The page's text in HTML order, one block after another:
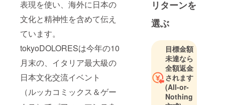
表現を使い、海外に日本の
文化と精神性を含めて伝え
ています。
tokyoDOLORESは今年の10
月末の、イタリア最大級の
日本文化交流イベント
（ルッカコミックス＆ゲー
ES。
ゴスロリ
ファッショ
ン、エアー
パフォーマ
ンス、映像
表現を使
い、海外に
日本の文化
リターンを
選ぶ
目標金額
未達なら
全額返金
されます
(All-or-
Nothing